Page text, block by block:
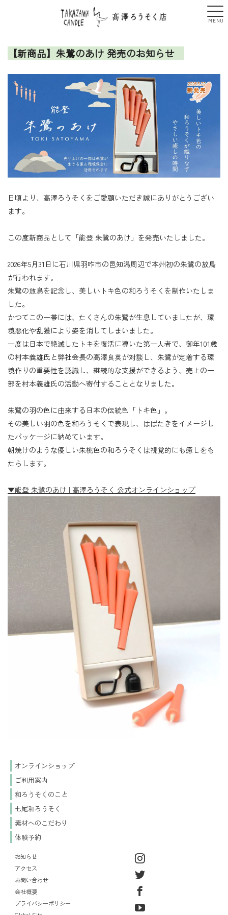
【新商品】朱鷺のあけ 発売のお知らせ
日頃より、高澤ろうそくをご愛顧いただき誠にありがとうござい
ます。
この度新商品として「能登 朱鷺のあけ」を発売いたしました。
2026年5月31日に石川県羽咋市の邑知潟周辺で本州初の朱鷺の放鳥
が行われます。
朱鷺の放鳥を記念し、美しいトキ色の和ろうそくを制作いたしま
した。
かつてこの一帯には、たくさんの朱鷺が生息していましたが、環
境悪化や乱獲により姿を消してしまいました。
一度は日本で絶滅したトキを復活に導いた第一人者で、御年101歳
の村本義雄氏と弊社会長の高澤良英が対談し、朱鷺が定着する環
境作りの重要性を認識し、継続的な支援ができるよう、売上の一
部を村本義雄氏の活動へ寄付することとなりました。
朱鷺の羽の色に由来する日本の伝統色「トキ色」。
その美しい羽の色を和ろうそくで表現し、はばたきをイメージし
たパッケージに納めています。
朝焼けのような優しい朱桃色の和ろうそくは視覚的にも癒しをも
たらします。
▼能登 朱鷺のあけ | 高澤ろうそく 公式オンラインショップ
オンラインショップ
ご利用案内
和ろうそくのこと
七尾和ろうそく
素材へのこだわり
体験予約
お知らせ
アクセス
お問い合わせ
会社概要
プライバシーポリシー